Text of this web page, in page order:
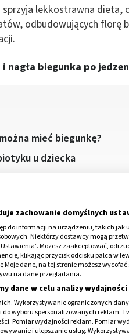
lekkostrawna dieta,
odbudowujących florę
i nagła biegunka po
mieć biegunkę?
u dziecka
przy biegunce?
zachowanie domyślnych
do informacji na urządzeniu, takich
Niektórzy dostawcy mogą
Możesz zaakceptować,
klikając przycisk odcisku palca w
dane, na tej stronie możesz
na dane przeglądania.
dane w celu analizy
Wykorzystywanie ograniczonych
wyboru spersonalizowanych reklam.
Pomiar wydajności reklam. Pomiar
i ulepszanie usług.